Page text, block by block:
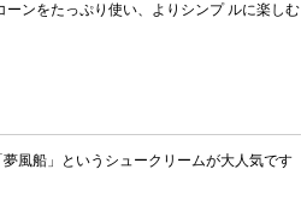
ンをたっぷり使い、よりシンプ ルに楽しむ
風船」というシュークリームが大人気です